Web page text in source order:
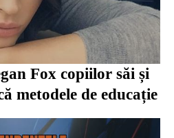
Fox copiilor săi și
metodele de educație